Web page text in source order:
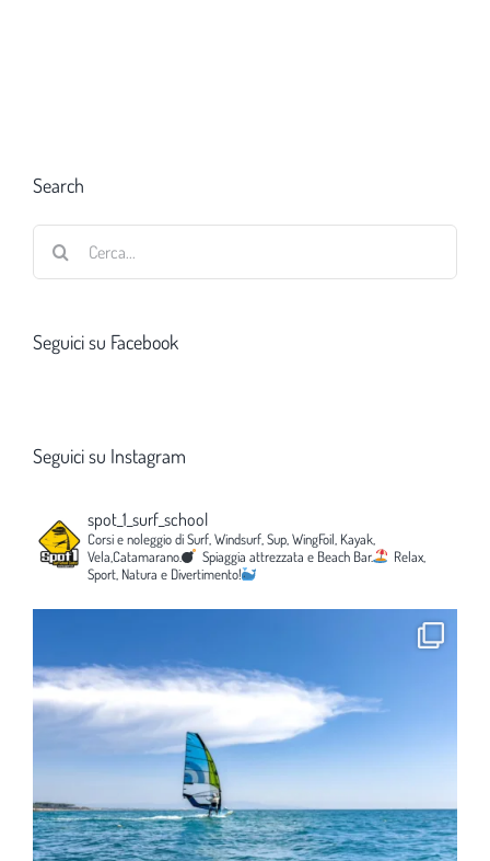
Search
Seguici su Facebook
Seguici su Instagram
spot_1_surf_school
Corsi e noleggio di Surf, Windsurf, Sup, WingFoil, Kayak,
Vela,Catamarano.
Spiaggia attrezzata e Beach Bar.
Relax,
Sport, Natura e Divertimento!